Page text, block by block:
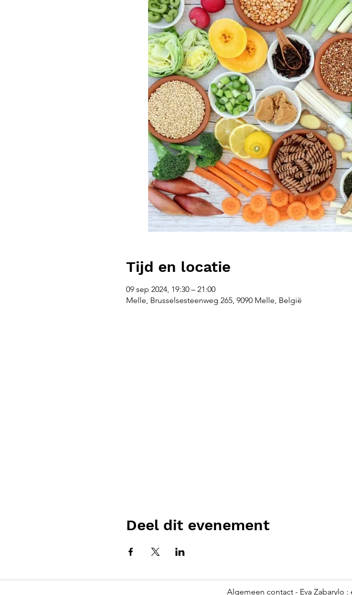
Tijd en locatie
09 sep 2024, 19:30 – 21:00
Melle, Brusselsesteenweg 265, 9090 Melle, België
Deel dit evenement
Algemeen contact - Eva Zabarylo :